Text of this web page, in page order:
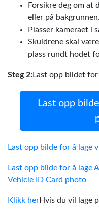
Forsikre deg om at
eller på bakgrunnen.
Plasser kameraet i
Skuldrene skal
plass rundt hodet
Steg 2:Last opp bildet
Last opp
Last opp bilde for å lage
Last opp bilde for å lage
Vehicle ID Card photo
Klikk herHvis du vil lage